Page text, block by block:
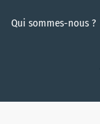
Qui sommes-nous ?